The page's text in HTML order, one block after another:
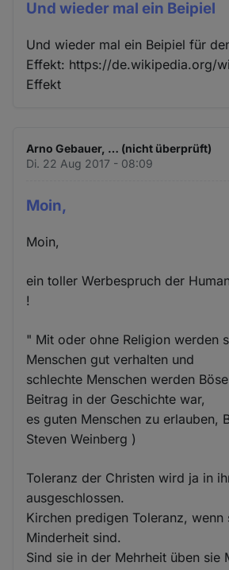
Und wieder mal ein Beipiel
Und wieder mal ein Beipiel für
Effekt: https://de.wikipedia.org/
Effekt
Arno Gebauer, … (nicht überprüft)
Di. 22 Aug 2017 - 08:09
Moin,
Moin,
ein toller Werbespruch der
!
" Mit oder ohne Religion werden
Menschen gut verhalten und
schlechte Menschen werden
Beitrag in der Geschichte war,
es guten Menschen zu erlauben,
Steven Weinberg )
Toleranz der Christen wird ja in
ausgeschlossen.
Kirchen predigen Toleranz, wenn
Minderheit sind.
Sind sie in der Mehrheit üben sie